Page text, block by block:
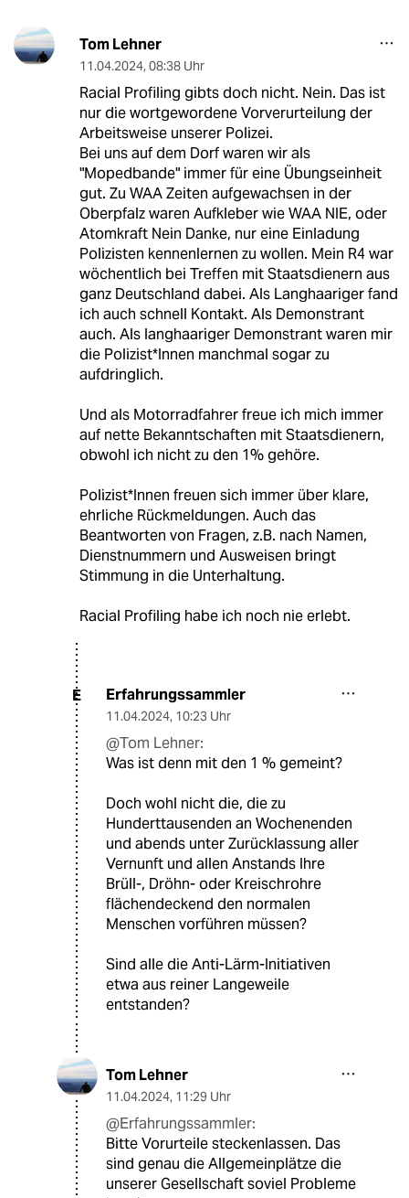
Tom Lehner
11.04.2024, 08:38 Uhr
Racial Profiling gibts doch nicht. Nein. Das ist
nur die wortgewordene Vorverurteilung der
Arbeitsweise unserer Polizei.
Bei uns auf dem Dorf waren wir als
"Mopedbande" immer für eine Übungseinheit
gut. Zu WAA Zeiten aufgewachsen in der
Oberpfalz waren Aufkleber wie WAA NIE, oder
Atomkraft Nein Danke, nur eine Einladung
Polizisten kennenlernen zu wollen. Mein R4 war
wöchentlich bei Treffen mit Staatsdienern aus
ganz Deutschland dabei. Als Langhaariger fand
ich auch schnell Kontakt. Als Demonstrant
auch. Als langhaariger Demonstrant waren mir
die Polizist*Innen manchmal sogar zu
aufdringlich.
Und als Motorradfahrer freue ich mich immer
auf nette Bekanntschaften mit Staatsdienern,
obwohl ich nicht zu den 1% gehöre.
Polizist*Innen freuen sich immer über klare,
ehrliche Rückmeldungen. Auch das
Beantworten von Fragen, z.B. nach Namen,
Dienstnummern und Ausweisen bringt
Stimmung in die Unterhaltung.
Racial Profiling habe ich noch nie erlebt.
E Erfahrungssammler
11.04.2024, 10:23 Uhr
@Tom Lehner:
Was ist denn mit den 1 % gemeint?
Doch wohl nicht die, die zu
Hunderttausenden an Wochenenden
und abends unter Zurücklassung aller
Vernunft und allen Anstands Ihre
Brüll-, Dröhn- oder Kreischrohre
flächendeckend den normalen
Menschen vorführen müssen?
Sind alle die Anti-Lärm-Initiativen
etwa aus reiner Langeweile
entstanden?
Tom Lehner
11.04.2024, 11:29 Uhr
@Erfahrungssammler:
Bitte Vorurteile steckenlassen. Das
sind genau die Allgemeinplätze die
unserer Gesellschaft soviel Probleme